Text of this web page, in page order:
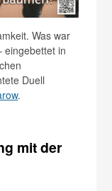
Was war
eingebettet in
Duell
.
mit der